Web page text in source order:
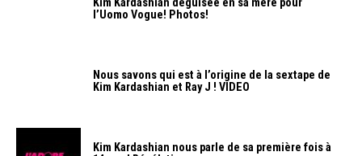
Kim Kardashian déguisée en sa mère pour
l’Uomo Vogue! Photos!
Nous savons qui est à l’origine de la sextape de
Kim Kardashian et Ray J ! VIDEO
Kim Kardashian nous parle de sa première fois à